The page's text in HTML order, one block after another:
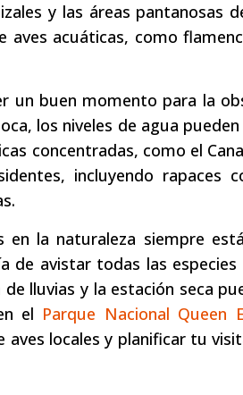
y las áreas pantanosas
aves acuáticas, como
un buen momento para la
los niveles de agua
concentradas, como el
incluyendo rapaces
en la naturaleza siempre
de avistar todas las especies
lluvias y la estación seca
el Parque Nacional Queen
locales y planificar tu